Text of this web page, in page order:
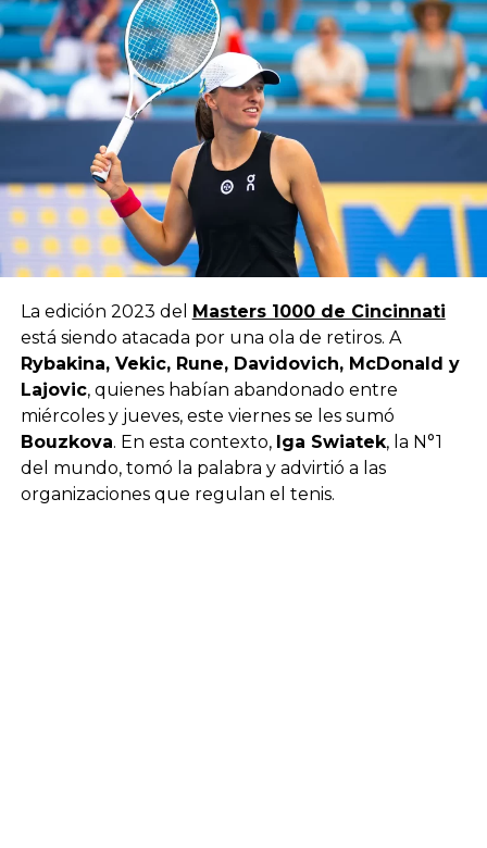
La edición 2023 del
Masters 1000 de Cincinnati
está siendo atacada por una ola de retiros. A
Rybakina, Vekic, Rune, Davidovich, McDonald y
Lajovic, quienes habían abandonado entre
miércoles y jueves, este viernes se les sumó
Bouzkova. En esta contexto, Iga Swiatek, la N°1
del mundo, tomó la palabra y advirtió a las
organizaciones que regulan el tenis.